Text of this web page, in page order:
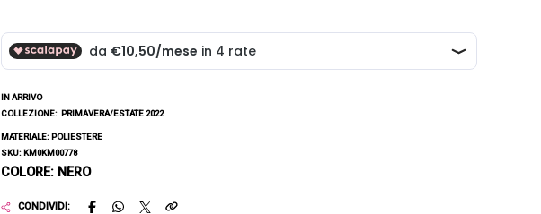
IN ARRIVO
COLLEZIONE: PRIMAVERA/ESTATE 2022
MATERIALE: POLIESTERE
SKU: KM0KM00778
COLORE: NERO
CONDIVIDI: